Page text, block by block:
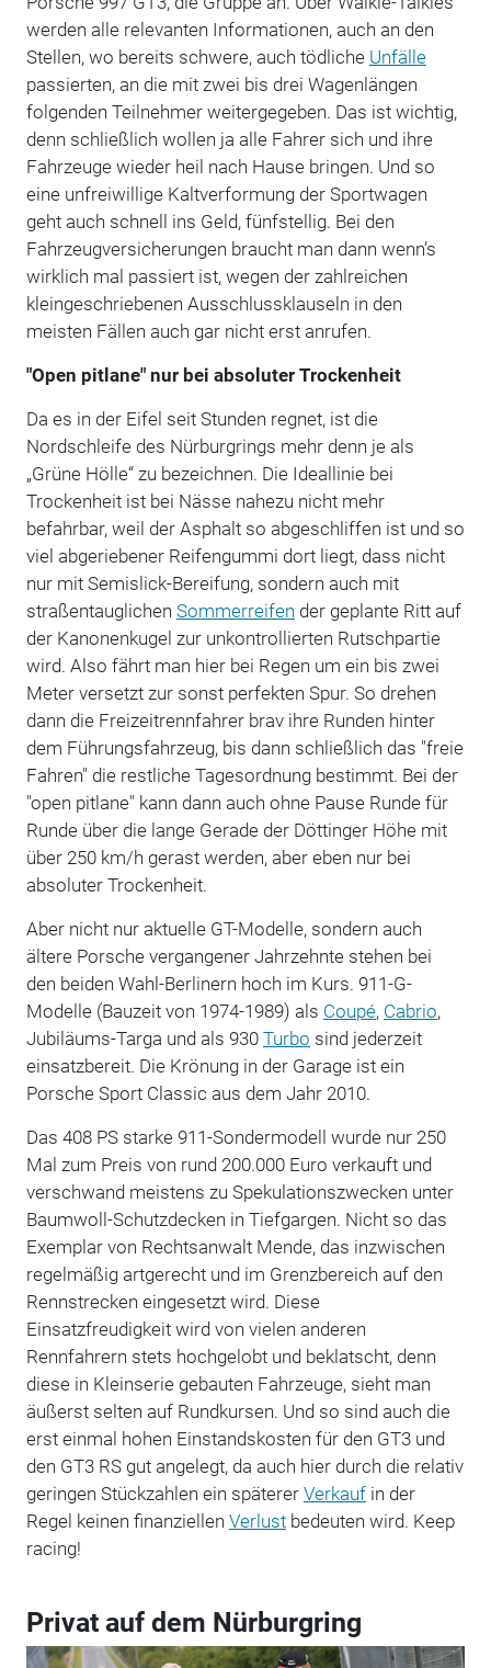
werden alle relevanten Informationen, auch an den
Stellen, wo bereits schwere, auch tödliche Unfälle
passierten, an die mit zwei bis drei Wagenlängen
folgenden Teilnehmer weitergegeben. Das ist wichtig,
denn schließlich wollen ja alle Fahrer sich und ihre
Fahrzeuge wieder heil nach Hause bringen. Und so
eine unfreiwillige Kaltverformung der Sportwagen
geht auch schnell ins Geld, fünfstellig. Bei den
Fahrzeugversicherungen braucht man dann wenn’s
wirklich mal passiert ist, wegen der zahlreichen
kleingeschriebenen Ausschlussklauseln in den
meisten Fällen auch gar nicht erst anrufen.
"Open pitlane" nur bei absoluter Trockenheit
Da es in der Eifel seit Stunden regnet, ist die
Nordschleife des Nürburgrings mehr denn je als
„Grüne Hölle“ zu bezeichnen. Die Ideallinie bei
Trockenheit ist bei Nässe nahezu nicht mehr
befahrbar, weil der Asphalt so abgeschliffen ist und so
viel abgeriebener Reifengummi dort liegt, dass nicht
nur mit Semislick-Bereifung, sondern auch mit
straßentauglichen Sommerreifen der geplante Ritt auf
der Kanonenkugel zur unkontrollierten Rutschpartie
wird. Also fährt man hier bei Regen um ein bis zwei
Meter versetzt zur sonst perfekten Spur. So drehen
dann die Freizeitrennfahrer brav ihre Runden hinter
dem Führungsfahrzeug, bis dann schließlich das "freie
Fahren" die restliche Tagesordnung bestimmt. Bei der
"open pitlane" kann dann auch ohne Pause Runde für
Runde über die lange Gerade der Döttinger Höhe mit
über 250 km/h gerast werden, aber eben nur bei
absoluter Trockenheit.
Aber nicht nur aktuelle GT-Modelle, sondern auch
ältere Porsche vergangener Jahrzehnte stehen bei
den beiden Wahl-Berlinern hoch im Kurs. 911-G-
Modelle (Bauzeit von 1974-1989) als Coupé, Cabrio,
Jubiläums-Targa und als 930 Turbo sind jederzeit
einsatzbereit. Die Krönung in der Garage ist ein
Porsche Sport Classic aus dem Jahr 2010.
Das 408 PS starke 911-Sondermodell wurde nur 250
Mal zum Preis von rund 200.000 Euro verkauft und
verschwand meistens zu Spekulationszwecken unter
Baumwoll-Schutzdecken in Tiefgargen. Nicht so das
Exemplar von Rechtsanwalt Mende, das inzwischen
regelmäßig artgerecht und im Grenzbereich auf den
Rennstrecken eingesetzt wird. Diese
Einsatzfreudigkeit wird von vielen anderen
Rennfahrern stets hochgelobt und beklatscht, denn
diese in Kleinserie gebauten Fahrzeuge, sieht man
äußerst selten auf Rundkursen. Und so sind auch die
erst einmal hohen Einstandskosten für den GT3 und
den GT3 RS gut angelegt, da auch hier durch die relativ
geringen Stückzahlen ein späterer Verkaufin der
Regel keinen finanziellen Verlustbedeuten wird. Keep
racing!
Privat auf dem Nürburgring